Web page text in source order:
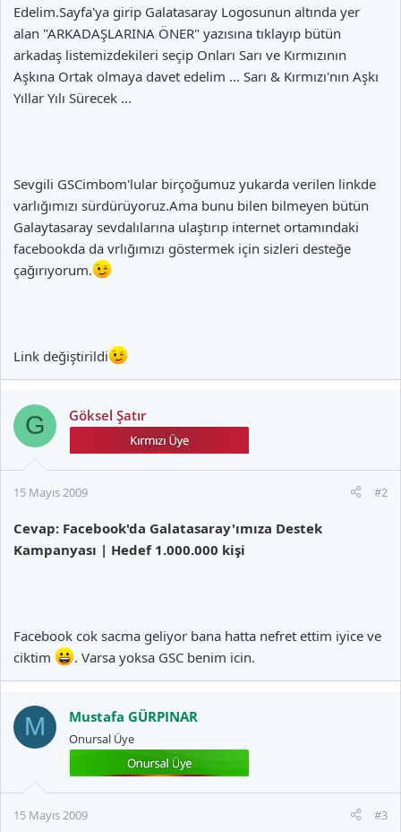
Edelim.Sayfa'ya girip Galatasaray Logosunun altında yer
alan "ARKADAŞLARINA ÖNER" yazısına tıklayıp bütün
arkadaş listemizdekileri seçip Onları Sarı ve Kırmızının
Aşkına Ortak olmaya davet edelim ... Sarı & Kırmızı'nın Aşkı
Yıllar Yılı Sürecek ...
Sevgili GSCimbom'lular birçoğumuz yukarda verilen linkde
varlığımızı sürdürüyoruz.Ama bunu bilen bilmeyen bütün
Galaytasaray sevdalılarına ulaştırıp internet ortamındaki
facebookda da vrlığımızı göstermek için sizleri desteğe
çağırıyorum.
Link değiştirildi
G Göksel Şatır
15 Mayıs 2009 #2
Cevap: Facebook'da Galatasaray'ımıza Destek
Kampanyası | Hedef 1.000.000 kişi
Facebook cok sacma geliyor bana hatta nefret ettim iyice ve
ciktim
. Varsa yoksa GSC benim icin.
M Mustafa GÜRPINAR
Onursal Üye
15 Mayıs 2009 #3